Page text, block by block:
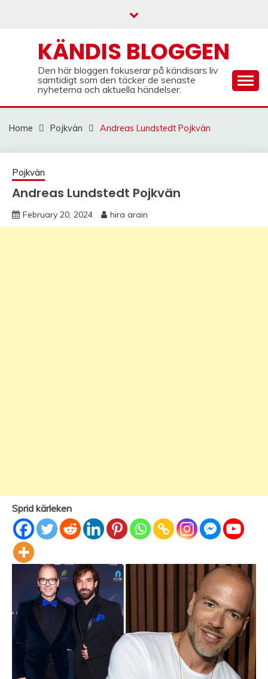
KÄNDIS BLOGGEN
Den här bloggen fokuserar på kändisars liv
samtidigt som den täcker de senaste
nyheterna och aktuella händelser.
Home Pojkvän Andreas Lundstedt Pojkvän
Pojkvän
Andreas Lundstedt Pojkvän
February 20, 2024 hira arain
Sprid kärleken